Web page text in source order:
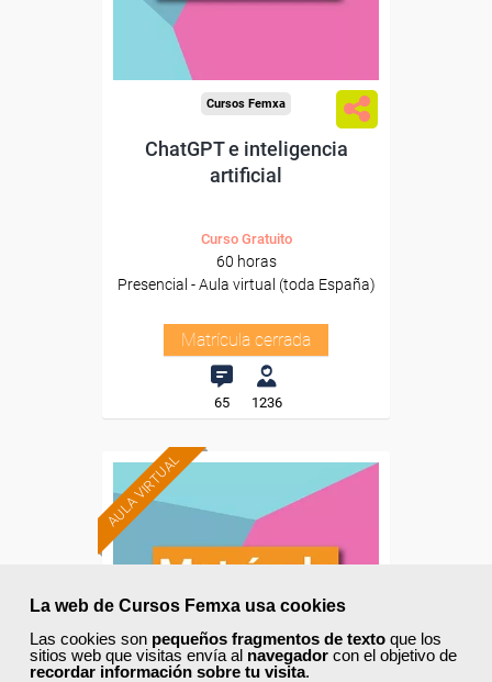
La web de Cursos Femxa usa cookies
Las cookies son pequeños fragmentos de texto que los
sitios web que visitas envía al navegador con el objetivo de
recordar información sobre tu visita.
Cursos Femxa
ChatGPT e inteligencia
artificial
Curso Gratuito
60 horas
Presencial - Aula virtual (toda España)
Matrícula cerrada
65 1236
AULA VIRTUAL